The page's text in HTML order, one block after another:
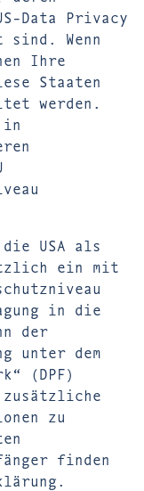
Data Privacy
Wenn
Ihre
Staaten
werden.
in
USA als
ein mit
in die
der
unter dem
(DPF)
zu
finden